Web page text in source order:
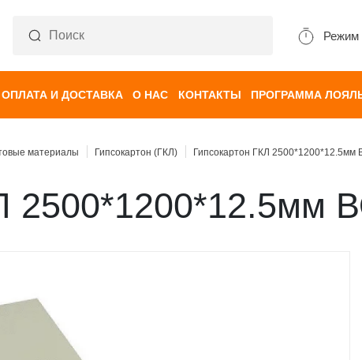
Режим
ОПЛАТА И ДОСТАВКА О НАС КОНТАКТЫ ПРОГРАММА
материалы Гипсокартон (ГКЛ) Гипсокартон ГКЛ
2500*1200*12.5мм